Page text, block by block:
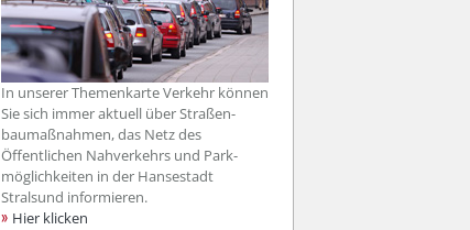
In unserer Themenkarte Verkehr können
Sie sich immer aktuell über Straßen-
baumaßnahmen, das Netz des
Öffentlichen Nahverkehrs und Park-
möglichkeiten in der Hansestadt
Stralsund informieren.
Hier klicken